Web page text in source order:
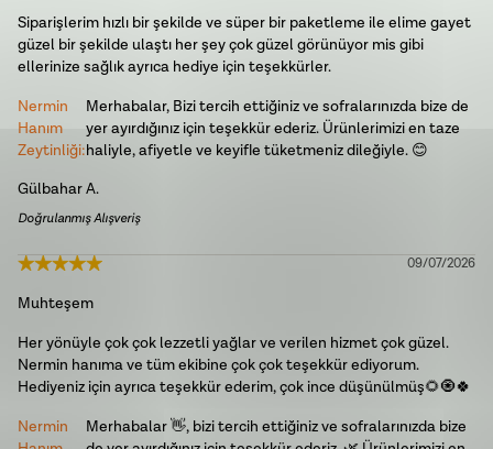
GülbaharA.
Doğrulanmış Alışveriş
Siparişlerim hızlı bir şekilde ve süper bir paketleme ile elime gayet
güzel bir şekilde ulaştı her şey çok güzel görünüyor mis gibi
ellerinize sağlık ayrıca hediye için teşekkürler.
Nermin
Hanım
Zeytinliği:
Merhabalar, Bizi tercih ettiğiniz ve sofralarınızda bize de
yer ayırdığınız için teşekkür ederiz. Ürünlerimizi en taze
haliyle, afiyetle ve keyifle tüketmeniz dileğiyle. 😊
09/07/2026
Muhteşem
Her yönüyle çok çok lezzetli yağlar ve verilen hizmet çok güzel.
Nermin hanıma ve tüm ekibine çok çok teşekkür ediyorum.
Hediyeniz için ayrıca teşekkür ederim, çok ince düşünülmüş🌻🧿🍀
Nermin
Merhabalar 👋, bizi tercih ettiğiniz ve sofralarınızda bize